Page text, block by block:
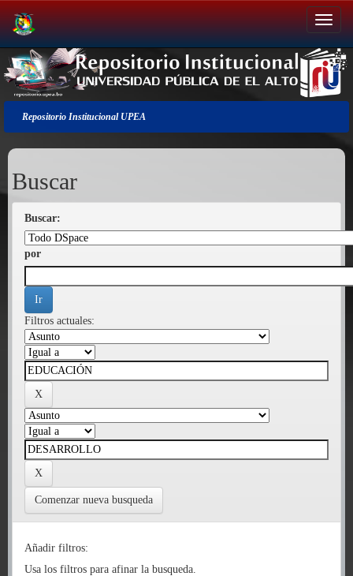
Salir
de
la
navegación
Repositorio Institucional UPEA
Buscar
Buscar:
por
Filtros actuales:
Comenzar nueva busqueda
Añadir filtros:
Usa los filtros para afinar la busqueda.